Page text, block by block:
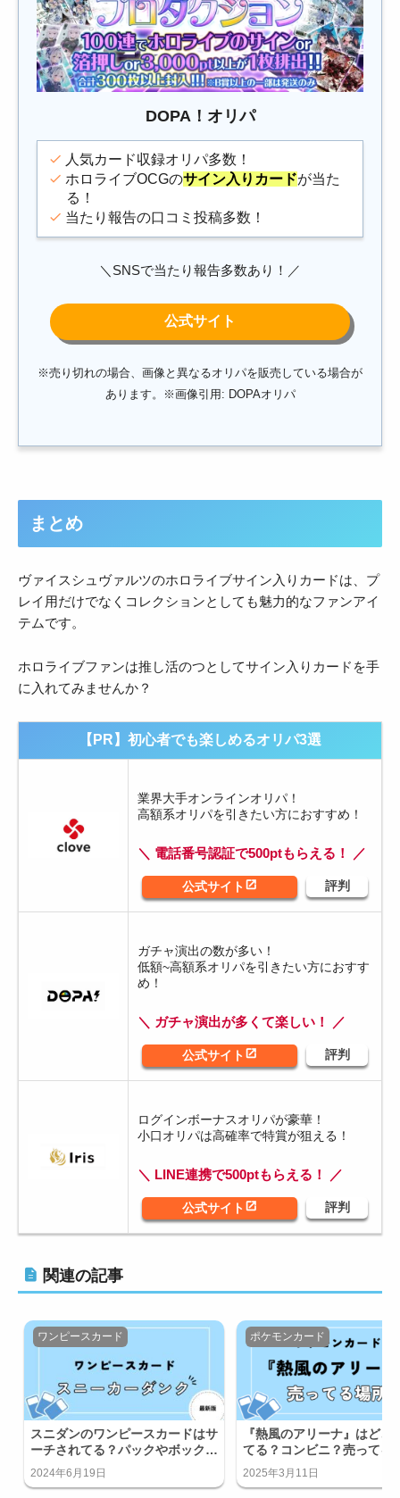
DOPA！オリパ
人気カード収録オリパ多数！
ホロライブOCGのサイン入りカードが当た
る！
当たり報告の口コミ投稿多数！
＼SNSで当たり報告多数あり！／
※売り切れの場合、画像と異なるオリパを販売している場合が
あります。※画像引用: DOPAオリパ
まとめ
ヴァイスシュヴァルツのホロライブサイン入りカードは、プ
レイ用だけでなくコレクションとしても魅力的なファンアイ
テムです。
ホロライブファンは推し活のつとしてサイン入りカードを手
に入れてみませんか？
【PR】初心者でも楽しめるオリパ3選
業界大手オンラインオリパ！
高額系オリパを引きたい方におすすめ！
＼ 電話番号認証で500ptもらえる！ ／
ガチャ演出の数が多い！
低額~高額系オリパを引きたい方におすす
め！
＼ ガチャ演出が多くて楽しい！ ／
ログインボーナスオリパが豪華！
小口オリパは高確率で特賞が狙える！
＼ LINE連携で500ptもらえる！ ／
関連の記事
スニダンのワンピースカードはサ
ーチされてる？パックやボックス
はサーチ済み？
2024年6月19日
ワンピースカード
『熱風のアリーナ』はどこ
てる？コンビニ？売ってる
紹介！
2025年3月11日
ポケモンカード